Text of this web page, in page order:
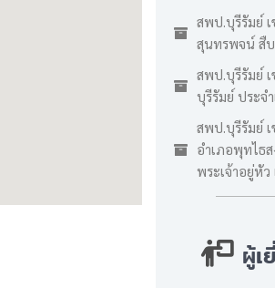
สพป.บุรีรัมย์
สุนทรพจน์ สื
สพป.บุรีรัมย์
บุรีรัมย์ ประจ
สพป.บุรีรัมย์
อำเภอพุทไธ
พระเจ้าอยู่หั
ผู้เ